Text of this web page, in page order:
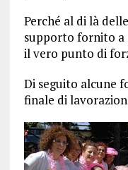
Perché al di là
supporto fornito a
il vero punto di
Di seguito alcune
finale di